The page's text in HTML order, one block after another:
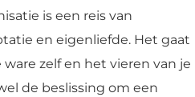
is een reis van
en eigenliefde. Het gaat
zelf en het vieren van je
de beslissing om een